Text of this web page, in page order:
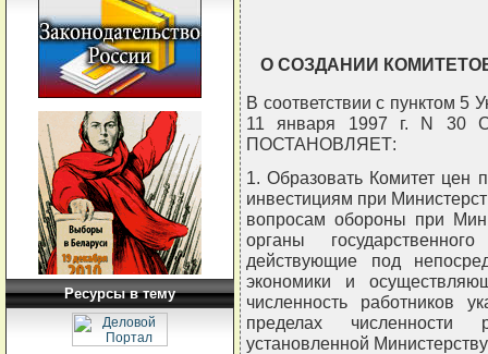
Ресурсы в тему
О СОЗДАНИИ
В соответствии с пунктом 5
11 января 1997 г. N 30
ПОСТАНОВЛЯЕТ:
1. Образовать Комитет цен
инвестициям при
вопросам обороны при
органы
действующие под
экономики и
численность работников
пределах численности
установленной